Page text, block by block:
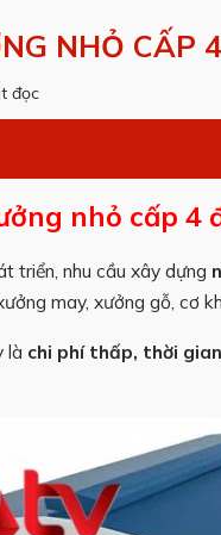
NHỎ CẤP
đọc
nhỏ cấp 4
triển, nhu cầu xây dựng
may, xưởng gỗ, cơ
là chi phí thấp, thời